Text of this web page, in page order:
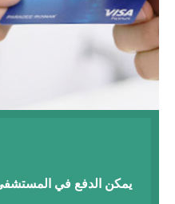
يمكن الدفع في